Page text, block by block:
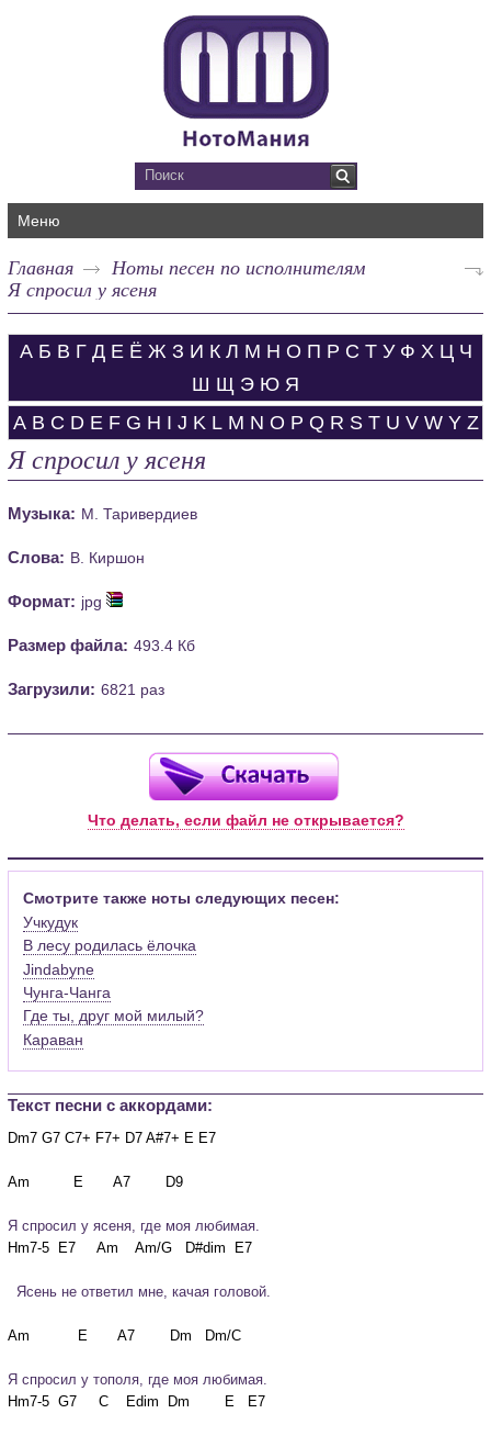
Меню
Главная
Ноты песен по исполнителям
Я спросил у ясеня
А Б В Г Д Е Ё Ж З И К Л М Н О П Р С Т У Ф Х Ц Ч
Ш Щ Э Ю Я
A B C D E F G H I J K L M N O P Q R S T U V W Y Z
Я спросил у ясеня
Музыка: М. Таривердиев
Слова: В. Киршон
Формат: jpg
Размер файла: 493.4 Кб
Загрузили: 6821 раз
Что делать, если файл не открывается?
Смотрите также ноты следующих песен:
Учкудук
В лесу родилась ёлочка
Jindabyne
Чунга-Чанга
Где ты, друг мой милый?
Караван
Текст песни c аккордами:
Dm7 G7 C7+ F7+ D7 A#7+ E E7
Я спросил у ясеня, где моя любимая.
  Ясень не ответил мне, качая головой.
Я спросил у тополя, где моя любимая.